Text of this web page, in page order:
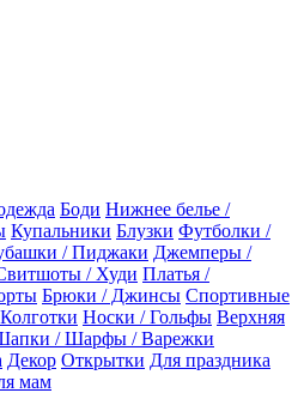
Боди Нижнее белье /
Купальники Блузки Футболки /
/ Пиджаки Джемперы /
/ Худи Платья /
Брюки / Джинсы Спортивные
Носки / Гольфы Верхняя
/ Шарфы / Варежки
Декор Открытки Для праздника
мам